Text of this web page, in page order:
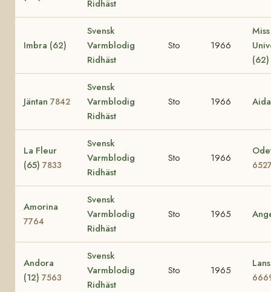
Ridhäst
Imbra (62)
Svensk
Varmblodig
Ridhäst
Sto 1966
Miss
(62)
Jäntan 7842
Svensk
Varmblodig
Ridhäst
Sto 1966
La Fleur
(65) 7833
Svensk
Varmblodig
Ridhäst
Sto 1966
Amorina
7764
Svensk
Varmblodig
Ridhäst
Sto 1965
Andora
(12) 7563
Svensk
Varmblodig
Ridhäst
Sto 1965